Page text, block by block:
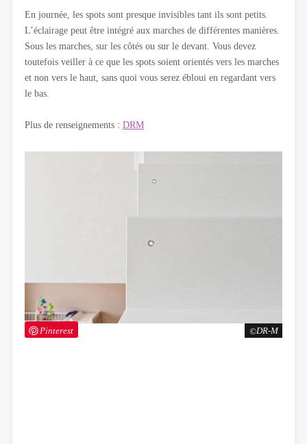
DR-M
Pinterest
En journée, les spots sont presque invisibles tant ils sont petits.
L’éclairage peut être intégré aux marches de différentes manières.
Sous les marches, sur les côtés ou sur le devant. Vous devez
toutefois veiller à ce que les spots soient orientés vers les marches
et non vers le haut, sans quoi vous serez ébloui en regardant vers
le bas.
Plus de renseignements : DRM